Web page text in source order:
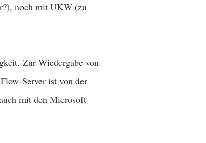
noch mit UKW (zu
Zur Wiedergabe von
Server ist von der
mit den Microsoft